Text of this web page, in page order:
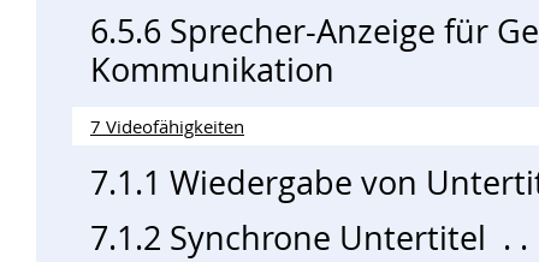
6.5.6 Sprecher-Anzeige für
Kommunikation
7 Videofähigkeiten
7.1.1 Wiedergabe von
7.1.2 Synchrone Untertitel